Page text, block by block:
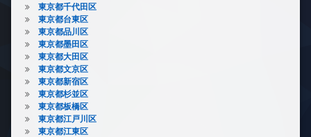
東京都千代田区
東京都台東区
東京都品川区
東京都墨田区
東京都大田区
東京都文京区
東京都新宿区
東京都杉並区
東京都板橋区
東京都江戸川区
東京都江東区